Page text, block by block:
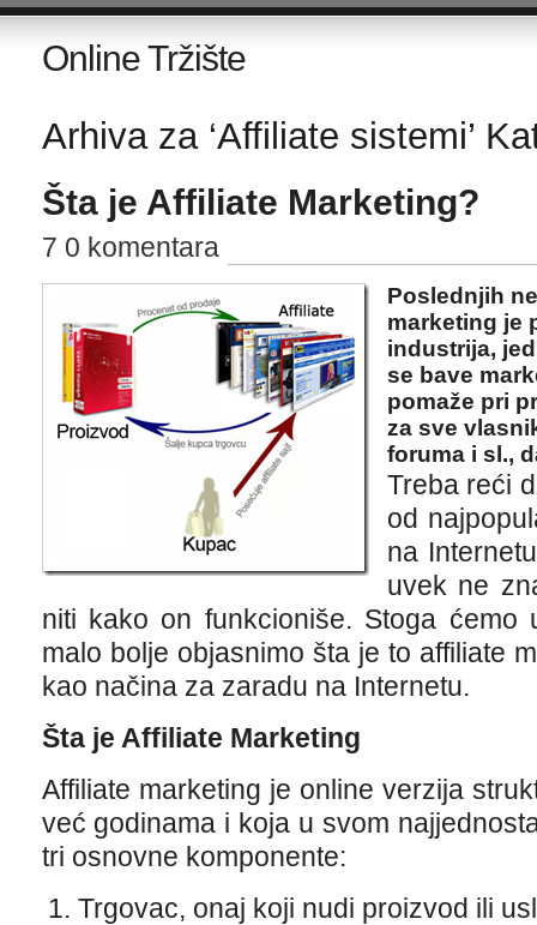
Online Tržište
Arhiva za ‘Affiliate sistemi’
Šta je Affiliate Marketing?
7 0 komentara
Poslednjih
marketing je
industrija,
se bave
pomaže pri
za sve
foruma i sl.,
Treba reći
od
na
uvek ne
niti kako on funkcioniše. Stoga ćemo
malo bolje objasnimo šta je to affiliate
kao načina za zaradu na Internetu.
Šta je Affiliate Marketing
Affiliate marketing je online verzija
već godinama i koja u svom
tri osnovne komponente:
Trgovac, onaj koji nudi proizvod ili